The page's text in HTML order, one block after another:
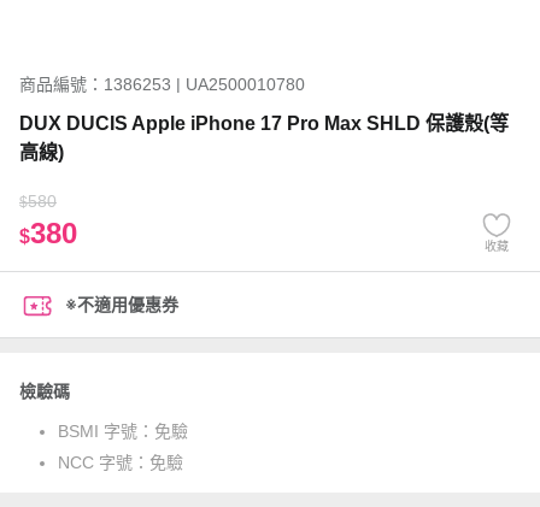
商品編號：1386253 | UA2500010780
DUX DUCIS Apple iPhone 17 Pro Max SHLD 保護殼(等
高線)
$580
$380 收藏
※不適用優惠券
檢驗碼
BSMI 字號： 免驗
NCC 字號： 免驗